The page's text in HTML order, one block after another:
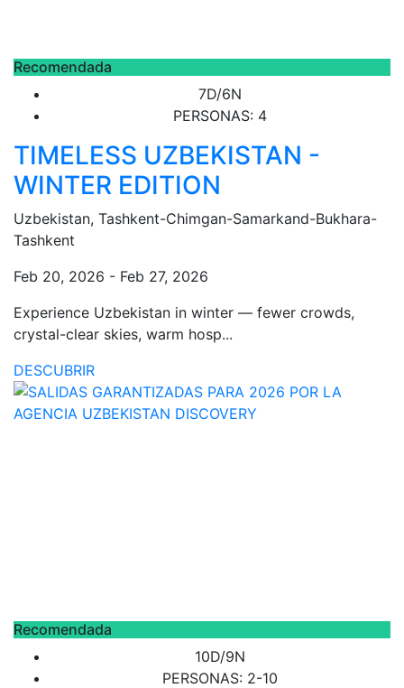
Recomendada
7D/6N
PERSONAS: 4
TIMELESS UZBEKISTAN -
WINTER EDITION
Uzbekistan, Tashkent-Chimgan-Samarkand-Bukhara-
Tashkent
Feb 20, 2026 - Feb 27, 2026
Experience Uzbekistan in winter — fewer crowds,
crystal-clear skies, warm hosp...
DESCUBRIR
Recomendada
10D/9N
PERSONAS: 2-10